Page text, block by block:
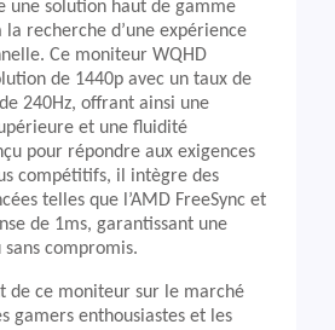
une solution haut de gamme
la recherche d’une expérience
Ce moniteur WQHD
de 1440p avec un taux de
240Hz, offrant ainsi une
et une fluidité
pour répondre aux exigences
compétitifs, il intègre des
telles que l’AMD FreeSync et
de 1ms, garantissant une
compromis.
de ce moniteur sur le marché
gamers enthousiastes et les